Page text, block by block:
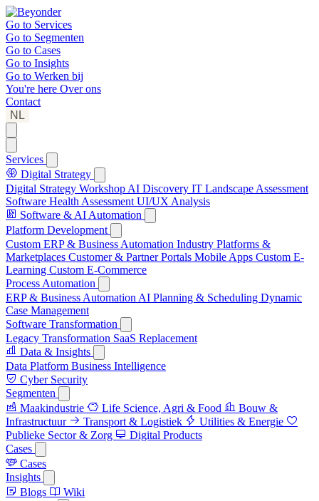
Go to Services
Go to Segmenten
Go to Cases
Go to Insights
Go to Werken bij
You're here Over ons
Contact
NL
Services
Digital Strategy
Digital Strategy Workshop AI Discovery IT Landscape Assessment
Software Health Assessment UI/UX Analysis
Software & AI Automation
Platform Development
Custom ERP & Business Automation Industry Platforms &
Marketplaces Customer & Partner Portals Mobile Apps Custom E-
Learning Custom E-Commerce
Process Automation
ERP & Business Automation AI Planning & Scheduling Dynamic
Case Management
Software Transformation
Legacy Transformation SaaS Replacement
Data & Insights
Data Platform Business Intelligence
Cyber Security
Segmenten
Maakindustrie
Life Science, Agri & Food
Bouw &
Infrastructuur
Transport & Logistiek
Utilities & Energie
Publieke Sector & Zorg
Digital Products
Cases
Cases
Insights
Blogs
Wiki